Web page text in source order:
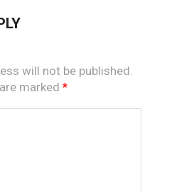
will not be published.
marked *